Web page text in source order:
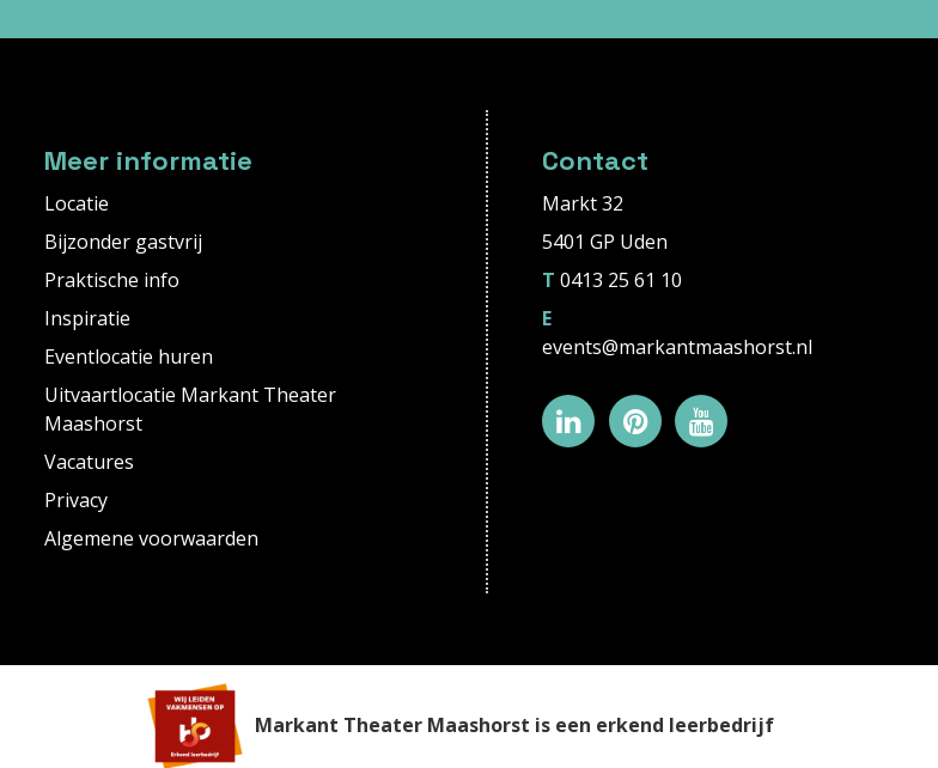
Meer informatie
Locatie
Bijzonder gastvrij
Praktische info
Inspiratie
Eventlocatie huren
Uitvaartlocatie Markant Theater
Maashorst
Vacatures
Privacy
Algemene voorwaarden
Contact
Markt 32
5401 GP Uden
T 0413 25 61 10
E
events@markantmaashorst.nl
Markant Theater Maashorst is een erkend leerbedrijf